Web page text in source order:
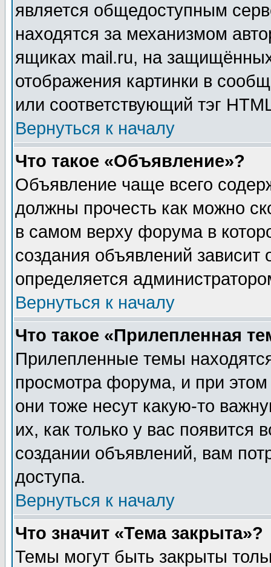
является общедоступным
находятся за механизмом
ящиках mail.ru, на
отображения картинки в
или соответствующий тэг
Вернуться к началу
Что такое «Объявление»?
Объявление чаще всего
должны прочесть как можно
в самом верху форума в
создания объявлений зависит
определяется
Вернуться к началу
Что такое «Прилепленная
Прилепленные темы
просмотра форума, и при
они тоже несут какую-то
их, как только у вас появится
создании объявлений, вам
доступа.
Вернуться к началу
Что значит «Тема закрыта»?
Темы могут быть закрыты